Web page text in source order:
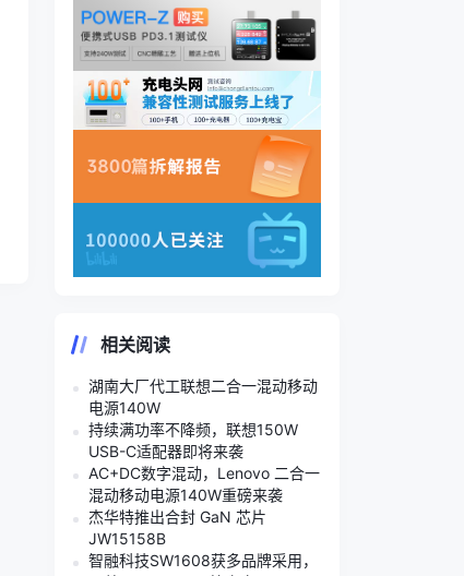
相关阅读
湖南大厂代工联想二合一混动移动
电源140W
持续满功率不降频，联想150W
USB-C适配器即将来袭
AC+DC数字混动，Lenovo 二合一
混动移动电源140W重磅来袭
杰华特推出合封 GaN 芯片
JW15158B
智融科技SW1608获多品牌采用，